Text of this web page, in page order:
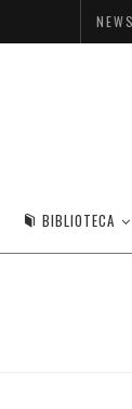
BIBLIOTECA